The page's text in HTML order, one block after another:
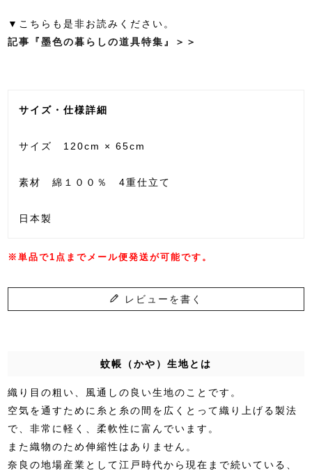
▼こちらも是非お読みください。
記事『墨色の暮らしの道具特集』＞＞
サイズ・仕様詳細
サイズ 120cm × 65cm
素材 綿１００％ 4重仕立て
日本製
※単品で1点までメール便発送が可能です。
レビューを書く
蚊帳（かや）生地とは
織り目の粗い、風通しの良い生地のことです。
空気を通すために糸と糸の間を広くとって織り上げる製法
で、非常に軽く、柔軟性に富んでいます。
また織物のため伸縮性はありません。
奈良の地場産業として江戸時代から現在まで続いている、